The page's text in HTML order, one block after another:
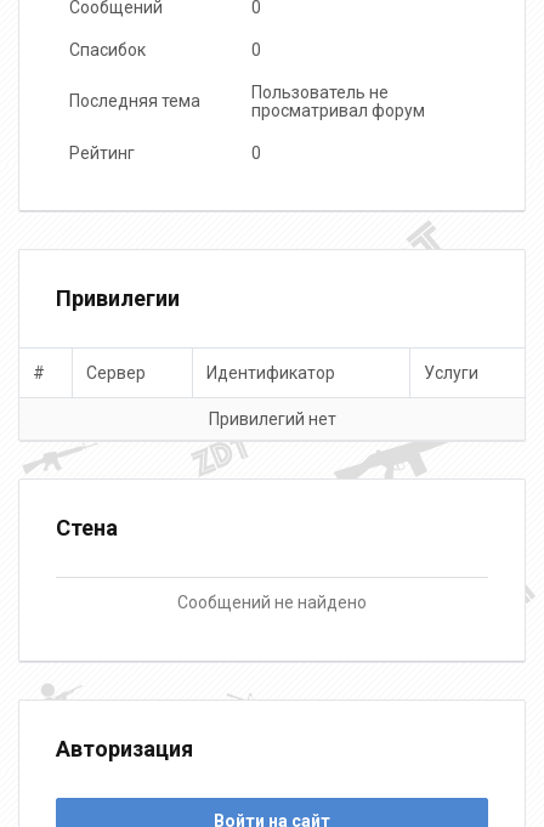
Сообщений 0
Спасибок 0
Последняя тема
Пользователь не
просматривал форум
Рейтинг 0
Привилегии
# Сервер Идентификатор Услуги
Привилегий нет
Стена
Сообщений не найдено
Авторизация
Войти на сайт